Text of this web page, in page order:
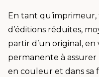
En tant
d’éditions réduites,
partir d’un original,
permanente à
en couleur et dans sa